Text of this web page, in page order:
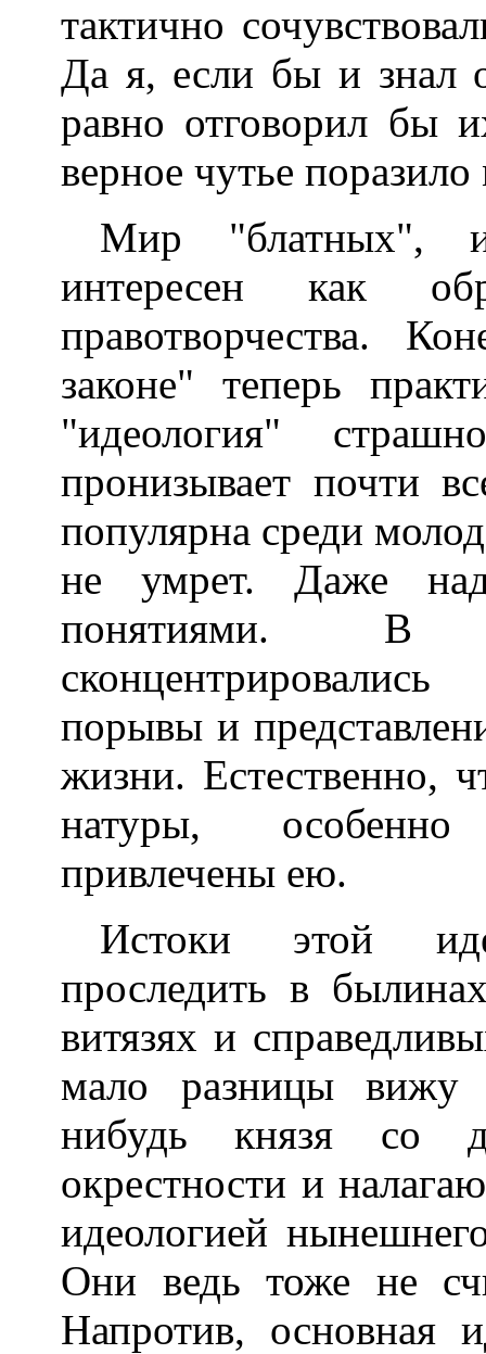
тактично
Да я, если бы и знал
равно отговорил бы
верное чутье
Мир "блатных",
интересен как
правотворчества.
законе" теперь
"идеология"
пронизывает почти
популярна среди
не умрет. Даже
понятиями. В
порывы и
жизни. Естественно,
натуры,
привлечены ею.
Истоки этой
проследить в
витязях и
мало разницы вижу
нибудь князя со
окрестности и
идеологией
Они ведь тоже не
Напротив, основная